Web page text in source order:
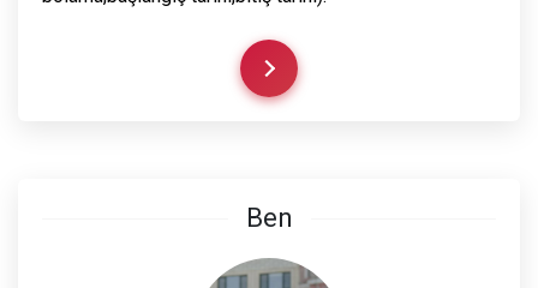
Ben